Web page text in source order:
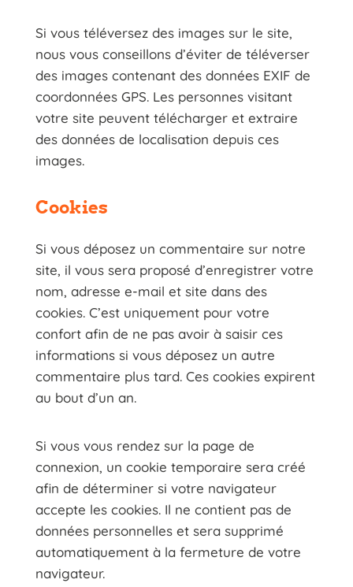
Si vous téléversez des images sur le site,
nous vous conseillons d’éviter de téléverser
des images contenant des données EXIF de
coordonnées GPS. Les personnes visitant
votre site peuvent télécharger et extraire
des données de localisation depuis ces
images.
Cookies
Si vous déposez un commentaire sur notre
site, il vous sera proposé d’enregistrer votre
nom, adresse e-mail et site dans des
cookies. C’est uniquement pour votre
confort afin de ne pas avoir à saisir ces
informations si vous déposez un autre
commentaire plus tard. Ces cookies expirent
au bout d’un an.
Si vous vous rendez sur la page de
connexion, un cookie temporaire sera créé
afin de déterminer si votre navigateur
accepte les cookies. Il ne contient pas de
données personnelles et sera supprimé
automatiquement à la fermeture de votre
navigateur.